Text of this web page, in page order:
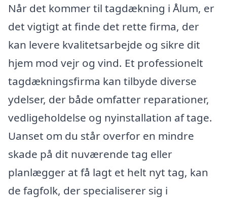
Når det kommer til tagdækning i Ålum, er
det vigtigt at finde det rette firma, der
kan levere kvalitetsarbejde og sikre dit
hjem mod vejr og vind. Et professionelt
tagdækningsfirma kan tilbyde diverse
ydelser, der både omfatter reparationer,
vedligeholdelse og nyinstallation af tage.
Uanset om du står overfor en mindre
skade på dit nuværende tag eller
planlægger at få lagt et helt nyt tag, kan
de fagfolk, der specialiserer sig i